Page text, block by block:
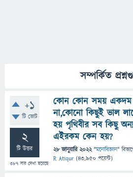
সম্পর্কিত
+1
টি ভোট
2
টি উত্তর
387 বার দেখা হয়েছে
কোন কোন সময় একদম
না,কোনো কিছুই ভাল
হয় পৃথিবীর সব কিছু
এইরকম কেন হয়?
28 জানুয়ারি 2022 "মনোবিজ্ঞান"
R Atiqur (43,950 পয়েন্ট)